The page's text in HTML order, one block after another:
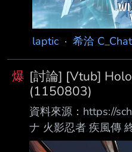
laptic · 希洽 C_Chat
爆 [討論] [Vtub]
(1150803)
資料來源：https://
ナ 火影忍者 疾風傳
https://